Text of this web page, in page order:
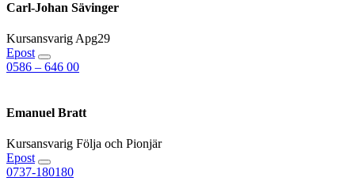
Carl-Johan Sävinger
Kursansvarig Apg29
Epost
0586 – 646 00
Emanuel Bratt
Kursansvarig Följa och Pionjär
Epost
0737-180180